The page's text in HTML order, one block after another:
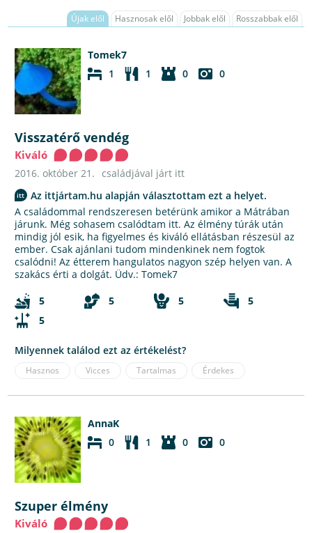
Újak elől Hasznosak elől Jobbak elől Rosszabbak elől
Tomek7
1
1 0 0
Visszatérő vendég
Kiváló
2016. október 21.
családjával járt itt
Az ittjártam.hu alapján választottam ezt a helyet.
A családommal rendszeresen betérünk amikor a Mátrában
járunk. Még sohasem csalódtam itt. Az élmény túrák után
mindig jól esik, ha figyelmes és kiváló ellátásban részesül az
ember. Csak ajánlani tudom mindenkinek nem fogtok
csalódni! Az étterem hangulatos nagyon szép helyen van. A
szakács érti a dolgát. Üdv.: Tomek7
5
5 5
5
5
Milyennek találod ezt az értékelést?
Hasznos Vicces Tartalmas Érdekes
AnnaK
0
1 0 0
Szuper élmény
Kiváló